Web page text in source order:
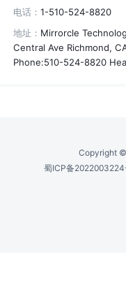
电话：1-510-524-8820
地址： Mirrorcle
Central Ave Richmond,
Phone:510-524-8820
Copyright ©
蜀ICP备